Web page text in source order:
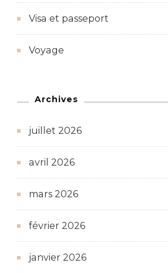
Visa et passeport
Voyage
Archives
juillet 2026
avril 2026
mars 2026
février 2026
janvier 2026